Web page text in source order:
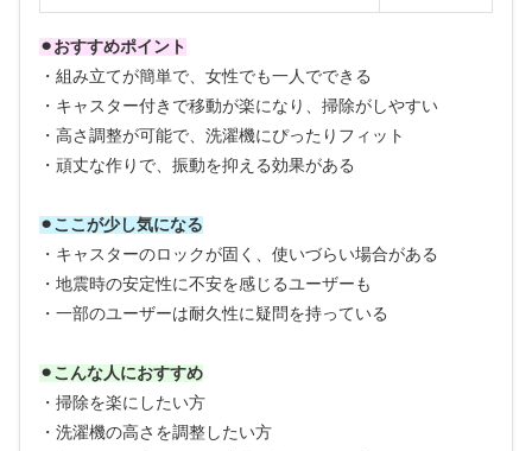
⚫︎おすすめポイント
・組み立てが簡単で、女性でも一人でできる
・キャスター付きで移動が楽になり、掃除がしやすい
・高さ調整が可能で、洗濯機にぴったりフィット
・頑丈な作りで、振動を抑える効果がある
⚫︎ここが少し気になる
・キャスターのロックが固く、使いづらい場合がある
・地震時の安定性に不安を感じるユーザーも
・一部のユーザーは耐久性に疑問を持っている
⚫︎こんな人におすすめ
・掃除を楽にしたい方
・洗濯機の高さを調整したい方